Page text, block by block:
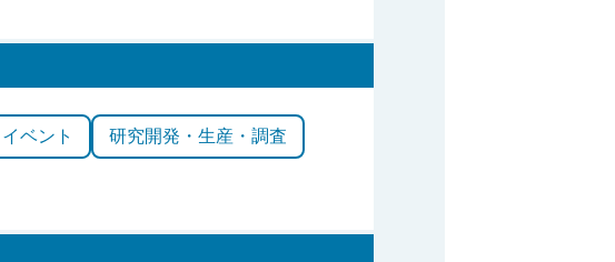
イベント 研究開発・生産・調査